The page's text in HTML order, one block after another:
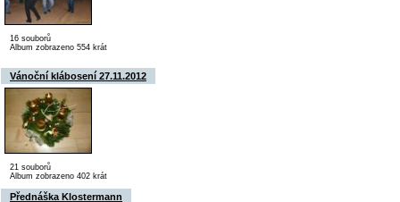
16 souborů
Album zobrazeno 554 krát
Vánoční klábosení 27.11.2012
21 souborů
Album zobrazeno 402 krát
Přednáška Klostermann